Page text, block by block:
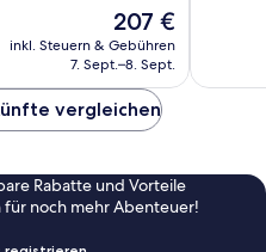
Der
Preis
beträgt
207 €
inkl. Steuern & Gebühren
7. Sept.–8. Sept.
vergleichen
Rabatte und Vorteile
für noch mehr Abenteuer!